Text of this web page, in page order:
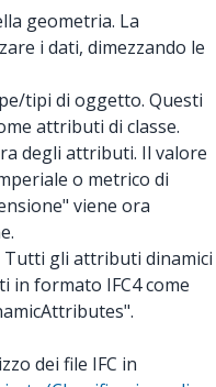
geometria. La
i dati, dimezzando le
tipi di oggetto. Questi
attributi di classe.
degli attributi. Il valore
o metrico di
viene ora
gli attributi dinamici
in formato IFC4 come
dei file IFC in